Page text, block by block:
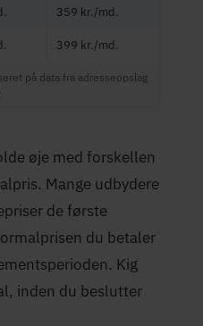
359 kr./md.
399 kr./md.
på data fra adresseopslag
øje med forskellen
Mange udbydere
de første
du betaler
Kig
inden du beslutter